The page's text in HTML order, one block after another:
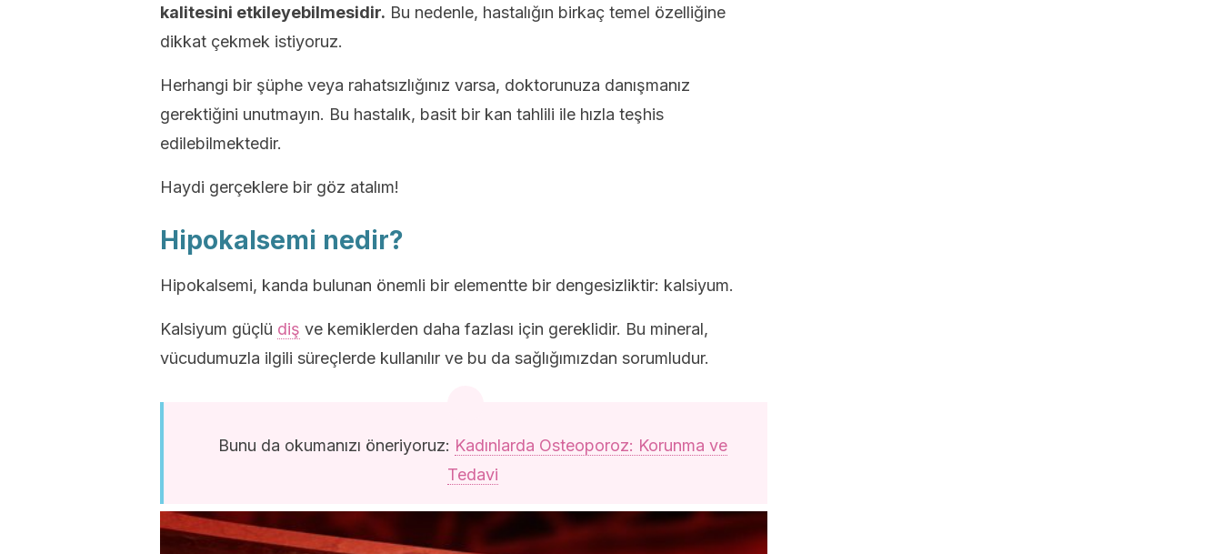
kalitesini etkileyebilmesidir. Bu nedenle, hastalığın birkaç temel özelliğine
dikkat çekmek istiyoruz.
Herhangi bir şüphe veya rahatsızlığınız varsa, doktorunuza danışmanız
gerektiğini unutmayın. Bu hastalık, basit bir kan tahlili ile hızla teşhis
edilebilmektedir.
Haydi gerçeklere bir göz atalım!
Hipokalsemi nedir?
Hipokalsemi, kanda bulunan önemli bir elementte bir dengesizliktir: kalsiyum.
Kalsiyum güçlü diş ve kemiklerden daha fazlası için gereklidir. Bu mineral,
vücudumuzla ilgili süreçlerde kullanılır ve bu da sağlığımızdan sorumludur.
Bunu da okumanızı öneriyoruz: Kadınlarda Osteoporoz: Korunma ve
Tedavi